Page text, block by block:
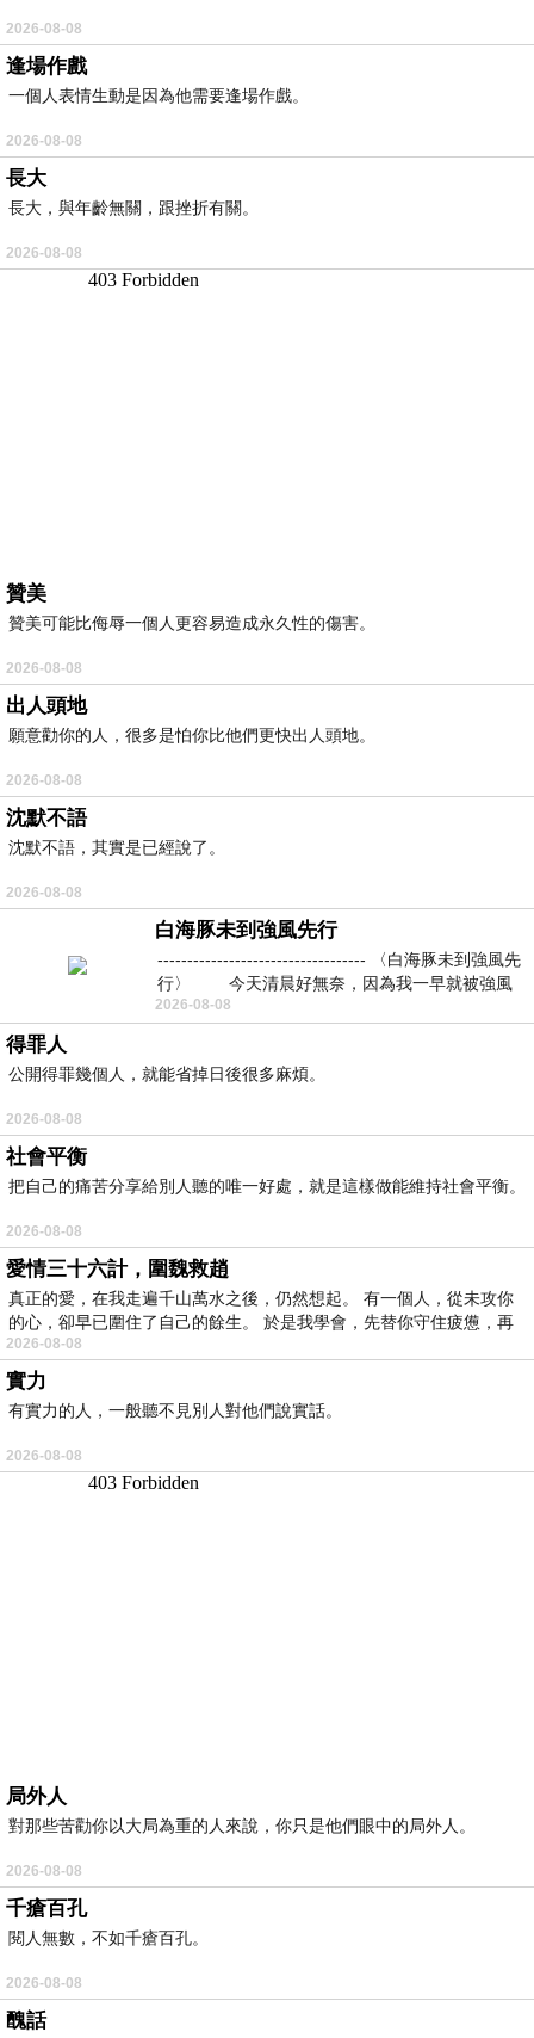
2026-08-08
逢場作戲
一個人表情生動是因為他需要逢場作戲。
2026-08-08
長大
長大，與年齡無關，跟挫折有關。
2026-08-08
贊美
贊美可能比侮辱一個人更容易造成永久性的傷害。
2026-08-08
出人頭地
願意勸你的人，很多是怕你比他們更快出人頭地。
2026-08-08
沈默不語
沈默不語，其實是已經說了。
2026-08-08
白海豚未到強風先行
----------------------------------- 〈白海豚未到強風先
行〉 今天清晨好無奈，因為我一早就被強風
2026-08-08
得罪人
公開得罪幾個人，就能省掉日後很多麻煩。
2026-08-08
社會平衡
把自己的痛苦分享給別人聽的唯一好處，就是這樣做能維持社會平衡。
2026-08-08
愛情三十六計，圍魏救趙
真正的愛，在我走遍千山萬水之後，仍然想起。 有一個人，從未攻你
的心，卻早已圍住了自己的餘生。 於是我學會，先替你守住疲憊，再
2026-08-08
實力
有實力的人，一般聽不見別人對他們說實話。
2026-08-08
局外人
對那些苦勸你以大局為重的人來說，你只是他們眼中的局外人。
2026-08-08
千瘡百孔
閱人無數，不如千瘡百孔。
2026-08-08
醜話